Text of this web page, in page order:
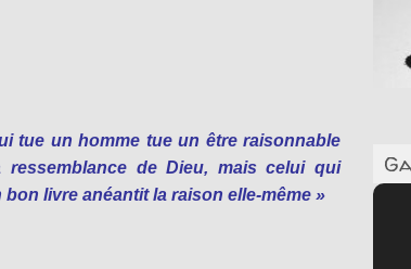
tue un homme tue un être raisonnable
ressemblance de Dieu, mais celui qui
bon livre anéantit la raison elle-même »